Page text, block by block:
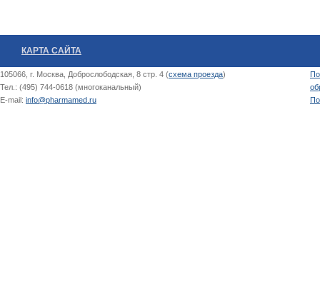
КАРТА САЙТА
105066, г. Москва, Доброслободская, 8 стр. 4 (схема проезда)
Тел.: (495) 744-0618 (многоканальный)
E-mail: info@pharmamed.ru